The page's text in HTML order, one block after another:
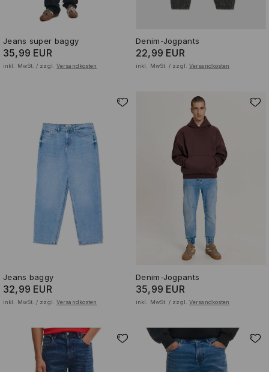
Jeans super baggy
35,99 EUR
inkl. MwSt. / zzgl. Versandkosten
Denim-Jogpants
22,99 EUR
inkl. MwSt. / zzgl. Versandkosten
Jeans baggy
32,99 EUR
inkl. MwSt. / zzgl. Versandkosten
Denim-Jogpants
35,99 EUR
inkl. MwSt. / zzgl. Versandkosten